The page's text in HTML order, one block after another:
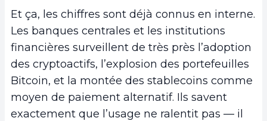
Et ça, les chiffres sont déjà connus en interne.
Les banques centrales et les institutions
financières surveillent de très près l’adoption
des cryptoactifs, l’explosion des portefeuilles
Bitcoin, et la montée des stablecoins comme
moyen de paiement alternatif. Ils savent
exactement que l’usage ne ralentit pas — il